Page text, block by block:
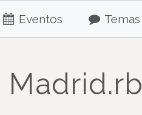
Eventos Temas
Madrid.rb